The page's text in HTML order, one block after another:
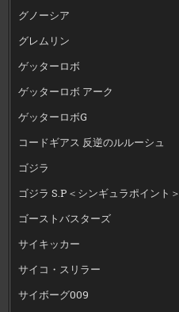
グノーシア
グレムリン
ゲッターロボ
ゲッターロボ アーク
ゲッターロボG
コードギアス 反逆のルルーシュ
ゴジラ
ゴジラ S.P＜シンギュラポイント＞
ゴーストバスターズ
サイキッカー
サイコ・スリラー
サイボーグ009